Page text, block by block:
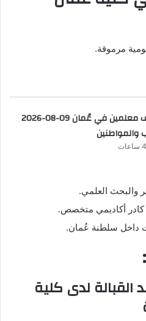
مرموقة.
وظائف معلمين في عُمان 09-08-2026
والمواطنين
والبحث العلمي.
أكاديمي متخصص.
داخل سلطنة عُمان.
لدى كلية